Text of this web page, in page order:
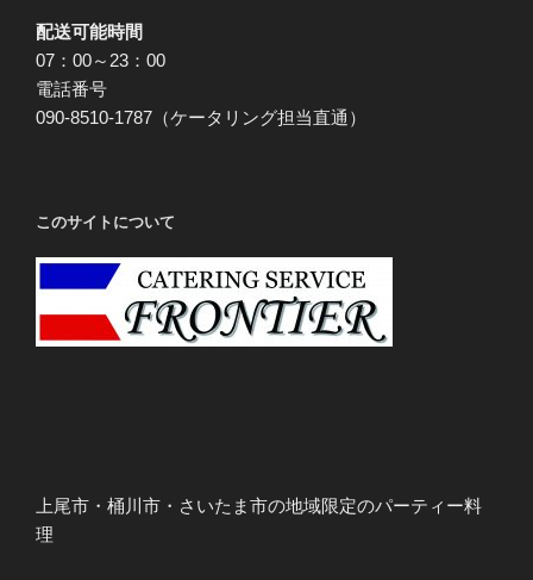
配送可能時間
07：00～23：00
電話番号
090-8510-1787（ケータリング担当直通）
このサイトについて
上尾市・桶川市・さいたま市の地域限定のパーティー料
理